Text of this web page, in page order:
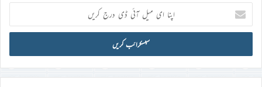
اپنا
ای
میل
ڈی
درج
کریں